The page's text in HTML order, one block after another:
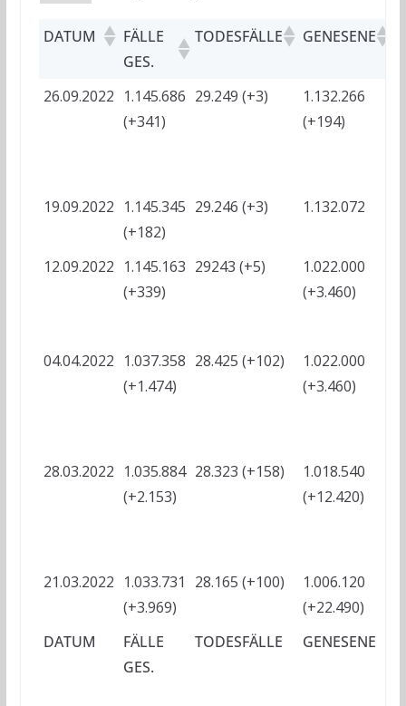
DATUM
FÄLLE
GES.
TODESFÄLLE GENESENE
26.09.2022 1.145.686
(+341)
29.249 (+3)
1.132.266
(+194)
19.09.2022 1.145.345
(+182)
29.246 (+3) 1.132.072
12.09.2022 1.145.163
(+339)
29243 (+5)
1.022.000
(+3.460)
04.04.2022 1.037.358
(+1.474)
28.425 (+102)
1.022.000
(+3.460)
28.03.2022 1.035.884
(+2.153)
28.323 (+158)
1.018.540
(+12.420)
21.03.2022 1.033.731
(+3.969)
28.165 (+100)
1.006.120
(+22.490)
DATUM
FÄLLE
GES.
TODESFÄLLE GENESENE